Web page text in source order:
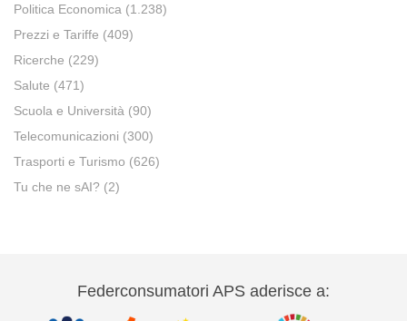
Politica Economica (1.238)
Prezzi e Tariffe (409)
Ricerche (229)
Salute (471)
Scuola e Università (90)
Telecomunicazioni (300)
Trasporti e Turismo (626)
Tu che ne sAI? (2)
Federconsumatori APS aderisce a: